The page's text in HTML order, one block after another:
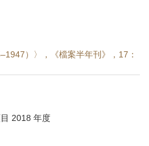
）〉，《檔案半年刊》，17：
2018 年度